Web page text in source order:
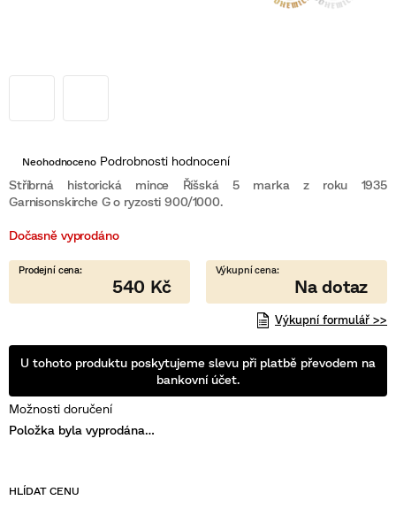
Dočasně vyprodáno
Možnosti doručení
Položka byla vyprodána…
Stříbrná historická mince Říšská 5 marka z roku 1935
Garnisonskirche G o ryzosti 900/1000.
Průměrné
produktu
je
0,0
5
Neohodnoceno Podrobnosti hodnocení
540 Kč
Výkupní formulář >>
U tohoto produktu poskytujeme slevu při platbě převodem na
bankovní účet.